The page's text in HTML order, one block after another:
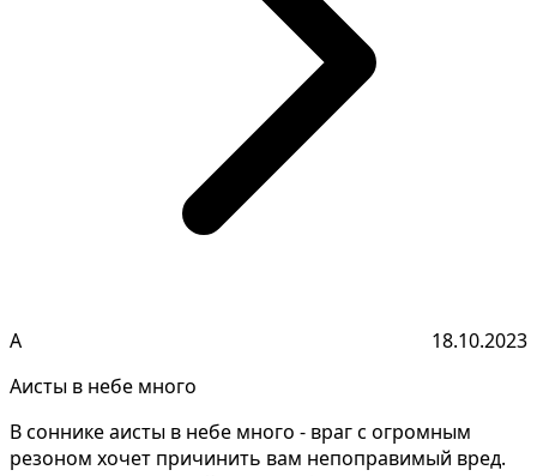
А
18.10.2023
Аисты в небе много
В соннике аисты в небе много - враг с огромным
резоном хочет причинить вам непоправимый вред.